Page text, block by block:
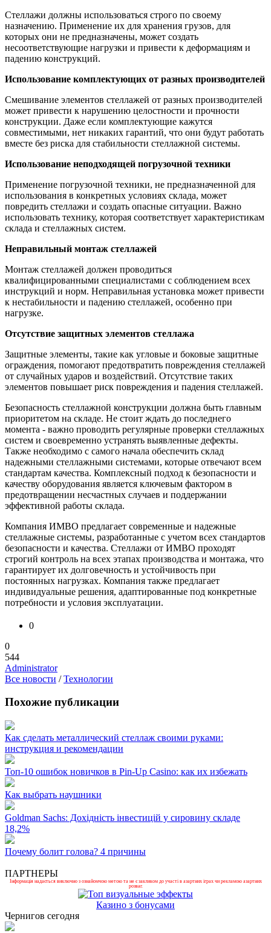
Стеллажи должны использоваться строго по своему
назначению. Применение их для хранения грузов, для
которых они не предназначены, может создать
несоответствующие нагрузки и привести к деформациям и
падению конструкций.
Использование комплектующих от разных производителей
Смешивание элементов стеллажей от разных производителей
может привести к нарушению целостности и прочности
конструкции. Даже если комплектующие кажутся
совместимыми, нет никаких гарантий, что они будут работать
вместе без риска для стабильности стеллажной системы.
Использование неподходящей погрузочной техники
Применение погрузочной техники, не предназначенной для
использования в конкретных условиях склада, может
повредить стеллажи и создать опасные ситуации. Важно
использовать технику, которая соответствует характеристикам
склада и стеллажных систем.
Неправильный монтаж стеллажей
Монтаж стеллажей должен проводиться
квалифицированными специалистами с соблюдением всех
инструкций и норм. Неправильная установка может привести
к нестабильности и падению стеллажей, особенно при
нагрузке.
Отсутствие защитных элементов стеллажа
Защитные элементы, такие как угловые и боковые защитные
ограждения, помогают предотвратить повреждения стеллажей
от случайных ударов и воздействий. Отсутствие таких
элементов повышает риск повреждения и падения стеллажей.
Безопасность стеллажной конструкции должна быть главным
приоритетом на складе. Не стоит ждать до последнего
момента - важно проводить регулярные проверки стеллажных
систем и своевременно устранять выявленные дефекты.
Также необходимо с самого начала обеспечить склад
надежными стеллажными системами, которые отвечают всем
стандартам качества. Комплексный подход к безопасности и
качеству оборудования является ключевым фактором в
предотвращении несчастных случаев и поддержании
эффективной работы склада.
Компания ИМВО предлагает современные и надежные
стеллажные системы, разработанные с учетом всех стандартов
безопасности и качества. Стеллажи от ИМВО проходят
строгий контроль на всех этапах производства и монтажа, что
гарантирует их долговечность и устойчивость при
постоянных нагрузках. Компания также предлагает
индивидуальные решения, адаптированные под конкретные
потребности и условия эксплуатации.
0
0
544
Administrator
Все новости /Технологии
Похожие публикации
Как сделать металлический стеллаж своими руками:
инструкция и рекомендации
Топ-10 ошибок новичков в Pin-Up Casino: как их избежать
Как выбрать наушники
Goldman Sachs: Дохідність інвестицій у сировину складе
18,2%
Почему болит голова? 4 причины
ПАРТНЕРЫ
Інформація надається виключно з ознайомчою метою та не є закликом до участі в азартних іграх чи рекламою азартних
розваг.
Казино з бонусами
Чернигов сегодня